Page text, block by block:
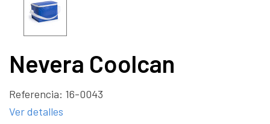
Nevera Coolcan
Referencia: 16-0043
Ver detalles